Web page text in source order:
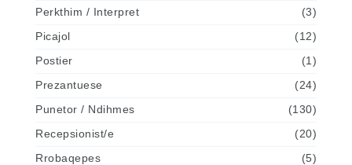
Perkthim / Interpret
(3)
Picajol
(12)
Postier
(1)
Prezantuese
(24)
Punetor / Ndihmes
(130)
Recepsionist/e
(20)
Rrobaqepes
(5)